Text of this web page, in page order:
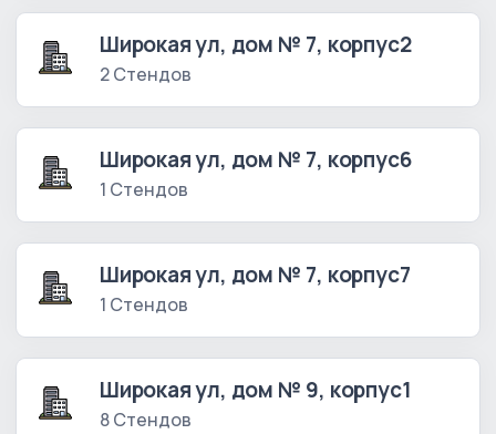
Широкая ул, дом № 7, корпус2
2 Стендов
Широкая ул, дом № 7, корпус6
1 Стендов
Широкая ул, дом № 7, корпус7
1 Стендов
Широкая ул, дом № 9, корпус1
8 Стендов